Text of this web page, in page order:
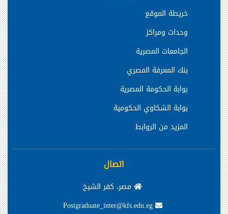
خريطة الموقع
وحدات ومراكز
الجامعات المصرية
بنك المعرفة المصري
بوابة الحكومة المصرية
بوابة الشكاوي الحكومية
المزيد من الروابط
اتصال
مصر، كفر الشيخ
Postgraduate_inter@kfs.edu.eg